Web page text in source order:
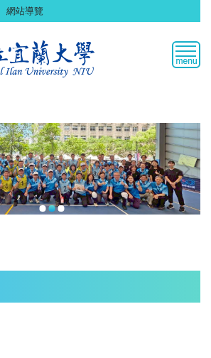
網站導覽